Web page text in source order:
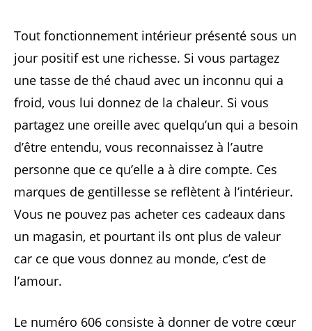
Tout fonctionnement intérieur présenté sous un
jour positif est une richesse. Si vous partagez
une tasse de thé chaud avec un inconnu qui a
froid, vous lui donnez de la chaleur. Si vous
partagez une oreille avec quelqu’un qui a besoin
d’être entendu, vous reconnaissez à l’autre
personne que ce qu’elle a à dire compte. Ces
marques de gentillesse se reflètent à l’intérieur.
Vous ne pouvez pas acheter ces cadeaux dans
un magasin, et pourtant ils ont plus de valeur
car ce que vous donnez au monde, c’est de
l’amour.
Le numéro 606 consiste à donner de votre cœur